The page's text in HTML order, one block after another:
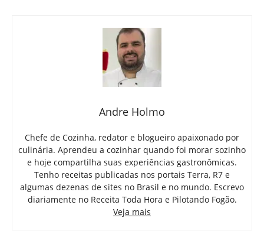
Andre Holmo
Chefe de Cozinha, redator e blogueiro apaixonado por
culinária. Aprendeu a cozinhar quando foi morar sozinho
e hoje compartilha suas experiências gastronômicas.
Tenho receitas publicadas nos portais Terra, R7 e
algumas dezenas de sites no Brasil e no mundo. Escrevo
diariamente no Receita Toda Hora e Pilotando Fogão.
Veja mais